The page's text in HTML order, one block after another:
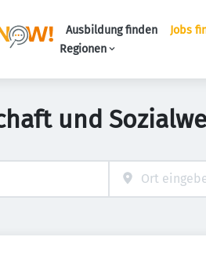
Ausbildung finden Jobs
Regionen
und